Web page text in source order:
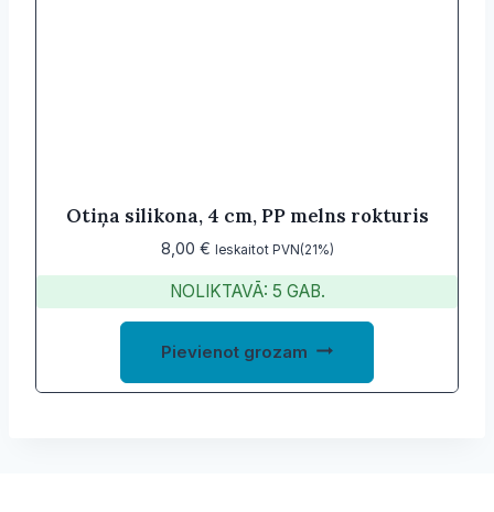
Otiņa silikona, 4 cm, PP melns rokturis
8,00 € Ieskaitot PVN(21%)
NOLIKTAVĀ: 5 GAB.
Pievienot grozam